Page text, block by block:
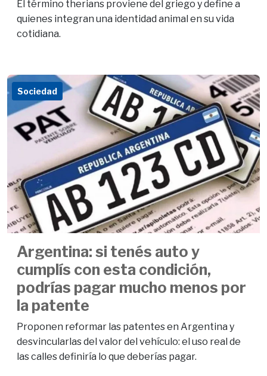
El término therians proviene del griego y define a
quienes integran una identidad animal en su vida
cotidiana.
Sociedad
Argentina: si tenés auto y
cumplís con esta condición,
podrías pagar mucho menos por
la patente
Proponen reformar las patentes en Argentina y
desvincularlas del valor del vehículo: el uso real de
las calles definiría lo que deberías pagar.